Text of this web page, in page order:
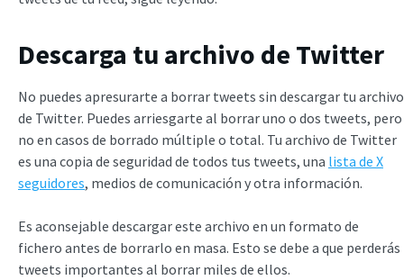
Descarga tu archivo de Twitter
No puedes apresurarte a borrar tweets sin descargar tu archivo
de Twitter. Puedes arriesgarte al borrar uno o dos tweets, pero
no en casos de borrado múltiple o total. Tu archivo de Twitter
es una copia de seguridad de todos tus tweets, una lista de X
seguidores, medios de comunicación y otra información.
Es aconsejable descargar este archivo en un formato de
fichero antes de borrarlo en masa. Esto se debe a que perderás
tweets importantes al borrar miles de ellos.